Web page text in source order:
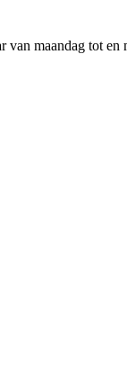
maandag tot en